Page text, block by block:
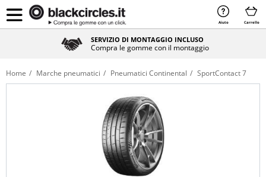
Aiuto Carrello
SERVIZIO DI MONTAGGIO INCLUSO
Compra le gomme con il montaggio
Home Marche pneumatici Pneumatici Continental SportContact 7